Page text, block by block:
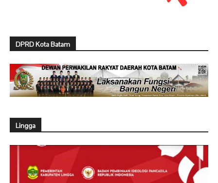
DPRD Kota Batam
Lingga